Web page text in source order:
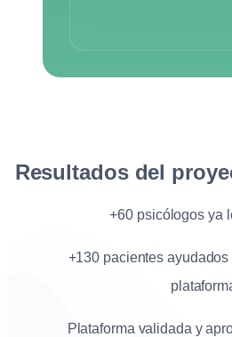
Resultados del
+60 psicólogos ya
+130 pacientes
Plataforma validada y